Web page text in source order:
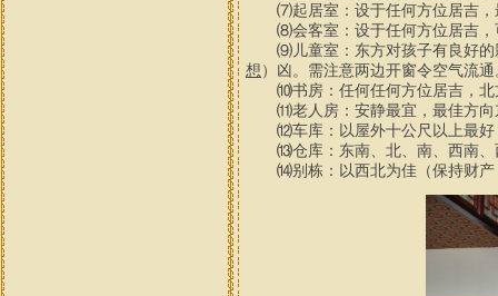
⑺起居室：设于任何方位居吉，
⑻会客室：设于任何方位居吉，
⑼儿童室：东方对孩子有良好的影
想 ）凶。需注意两边开窗令空气流通
⑽书房：任何任何方位居吉，北
⑾老人房：安静最宜，最佳方向
⑿车库：以屋外十公尺以上最好
⒀仓库：东南、北、南、西南、
⒁别栋：以西北为佳（保持财产